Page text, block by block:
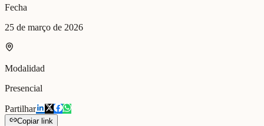
Fecha
25 de março de 2026
Modalidad
Presencial
Partilhar
Copiar link